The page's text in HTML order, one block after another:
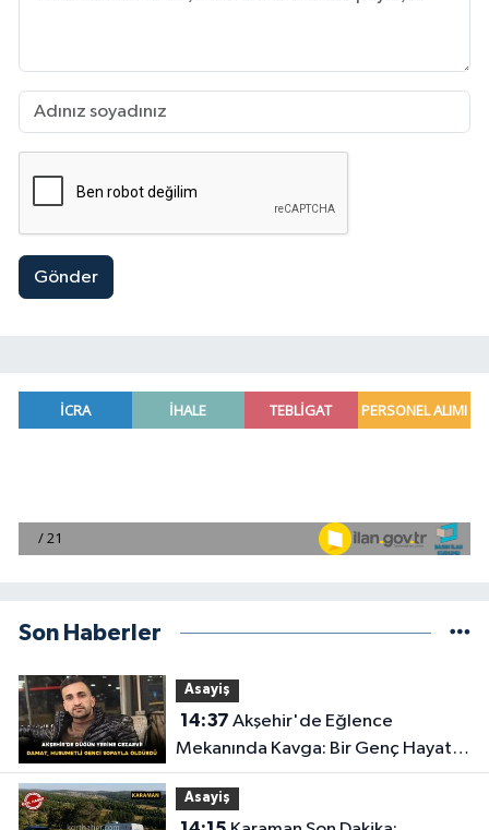
Gönder
Son Haberler
Asayiş
14:37
Mekanında Kavga: Bir Genç Hayatını
Kaybetti
Asayiş